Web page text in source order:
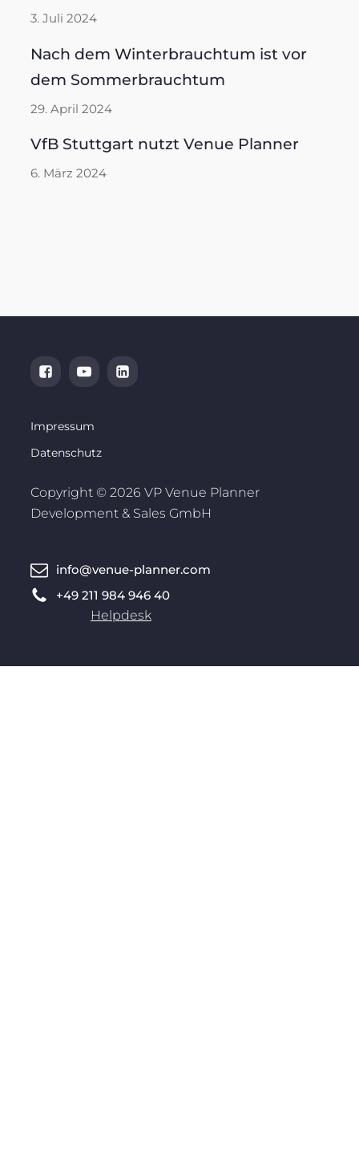
3. Juli 2024
Nach dem Winterbrauchtum ist vor
dem Sommerbrauchtum
29. April 2024
VfB Stuttgart nutzt Venue Planner
6. März 2024
Impressum
Datenschutz
Copyright © 2026 VP Venue Planner
Development & Sales GmbH
info@venue-planner.com
+49 211 984 946 40
Helpdesk